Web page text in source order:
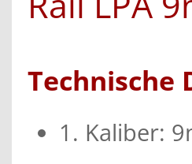
Technische
1. Kaliber: